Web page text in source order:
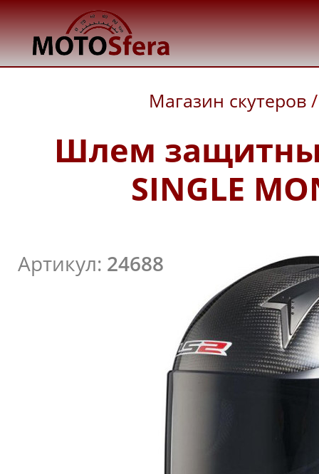
Магазин скутеров /
Шлем
SINGLE
Артикул: 24688